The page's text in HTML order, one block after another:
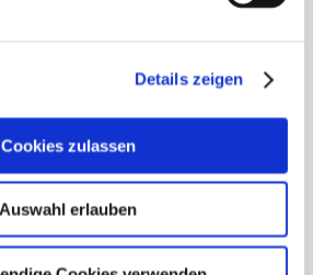
Details zeigen
Cookies zulassen
Auswahl erlauben